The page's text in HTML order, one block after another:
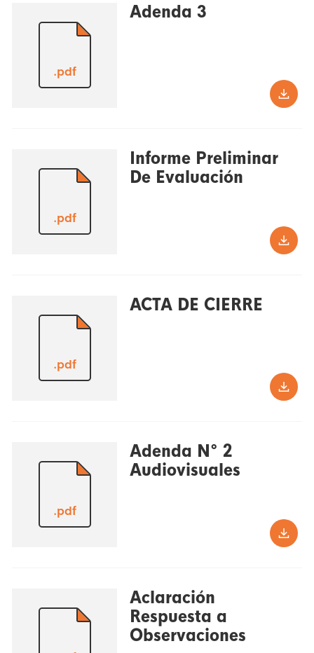
.pdf
Adenda 3
.pdf
Informe Preliminar
De Evaluación
.pdf
ACTA DE CIERRE
.pdf
Adenda N° 2
Audiovisuales
Aclaración
Respuesta a
Observaciones